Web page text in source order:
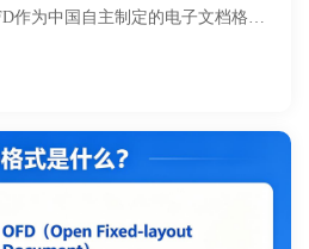
作为中国自主制定的电子文档格
能力，而PDF凭借全球通用性占据
算法、版本迭代机制、生态支持等